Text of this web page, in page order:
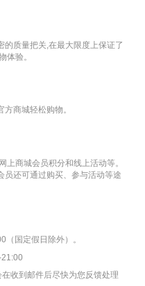
质量把关,在最大限度上保证了
体验。
商城轻松购物。
上商城会员积分和线上活动等。
员还可通过购买、参与活动等途
国定假日除外）。
收到邮件后尽快为您反馈处理